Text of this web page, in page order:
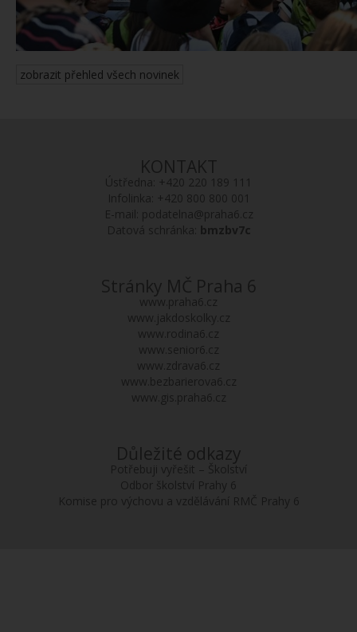
zobrazit přehled všech novinek
KONTAKT
Ústředna: +420 220 189 111
Infolinka: +420 800 800 001
E-mail: podatelna@praha6.cz
Datová schránka: bmzbv7c
Stránky MČ Praha 6
www.praha6.cz
www.jakdoskolky.cz
www.rodina6.cz
www.senior6.cz
www.zdrava6.cz
www.bezbarierova6.cz
www.gis.praha6.cz
Důležité odkazy
Potřebuji vyřešit – Školství
Odbor školství Prahy 6
Komise pro výchovu a vzdělávání RMČ Prahy 6